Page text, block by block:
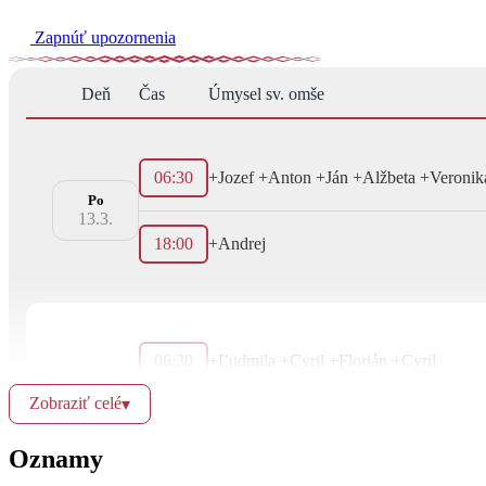
Zapnúť upozornenia
Deň Čas Úmysel sv. omše
Po
13.3.
06:30 +Jozef +Anton +Ján +Alžbeta
18:00 +Andrej
06:30 +Ľudmila +Cyril +Florián +Cyril
Zobraziť celé▾
Oznamy